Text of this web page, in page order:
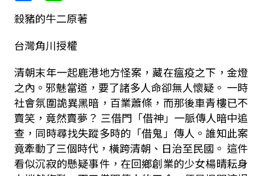
殺豬的牛二原著
台灣角川授權
清朝末年一起鹿港地方怪案，藏在瘟疫之下，金燈
之內。邪魅當道，要了諸多人命卻無人懷疑。 一時
社會氛圍詭異黑暗，百業蕭條，而那後車青樓已不
賣笑，竟然賣夢？ 三借門「借神」一脈傳人暗中追
查，同時尋找失蹤多時的「借鬼」傳人。誰知此案
竟牽動了三個時代，橫跨清朝、日治至民國。 這件
看似沉寂的懸疑事件，在回鄉創業的少女楊晴耘身